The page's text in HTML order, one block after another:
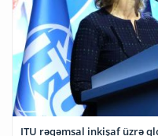
ITU rəqəmsal inkişaf üzrə